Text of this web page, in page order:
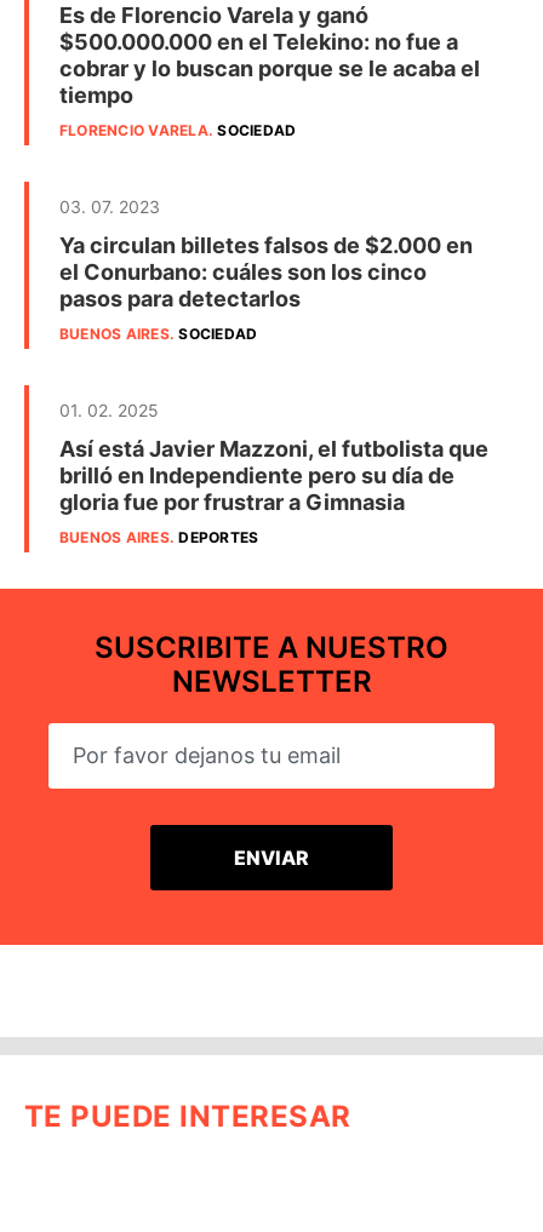
Es de Florencio Varela y ganó
$500.000.000 en el Telekino: no fue a
cobrar y lo buscan porque se le acaba el
tiempo
FLORENCIO VARELA.SOCIEDAD
03. 07. 2023
Ya circulan billetes falsos de $2.000 en
el Conurbano: cuáles son los cinco
pasos para detectarlos
BUENOS AIRES.SOCIEDAD
01. 02. 2025
Así está Javier Mazzoni, el futbolista que
brilló en Independiente pero su día de
gloria fue por frustrar a Gimnasia
BUENOS AIRES.DEPORTES
SUSCRIBITE A NUESTRO
NEWSLETTER
TE PUEDE INTERESAR